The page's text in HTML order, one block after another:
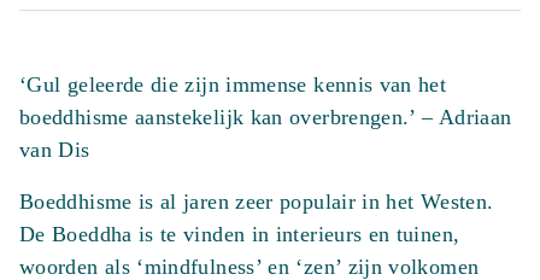
van
Boeddha
aantal
‘Gul geleerde die zijn immense kennis van het
boeddhisme aanstekelijk kan overbrengen.’ – Adriaan
van Dis
Boeddhisme is al jaren zeer populair in het Westen.
De Boeddha is te vinden in interieurs en tuinen,
woorden als ‘mindfulness’ en ‘zen’ zijn volkomen